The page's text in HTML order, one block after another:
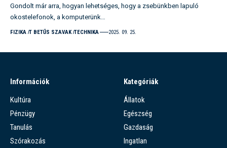
Gondolt már arra, hogyan lehetséges, hogy a zsebünkben lapuló
okostelefonok, a komputerünk…
FIZIKA T BETŰS SZAVAK TECHNIKA 2025. 09. 25.
Információk
Kultúra
Pénzügy
Tanulás
Szórakozás
Kategóriák
Állatok
Egészség
Gazdaság
Ingatlan